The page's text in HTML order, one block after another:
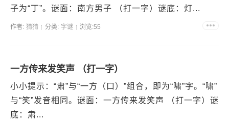
子为“丁”。谜面：南方男子 （打一字）谜底：灯...
作者: 猜猜 分类: 字谜 浏览:55
一方传来发笑声 （打一字）
小小提示：“肃”与“一方（口）”组合，即为“啸”字。“啸”
与“笑”发音相同。谜面：一方传来发笑声 （打一字）谜
底：肃...